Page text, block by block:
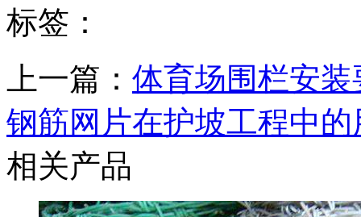
标签：
上一篇： 体育场围栏安
钢筋网片在护坡工程中的
相关产品